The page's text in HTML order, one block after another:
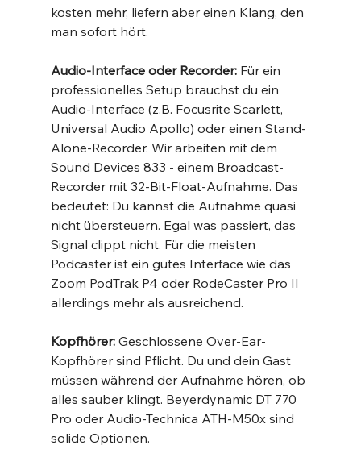
kosten mehr, liefern aber einen Klang, den
man sofort hört.
Audio-Interface oder Recorder: Für ein
professionelles Setup brauchst du ein
Audio-Interface (z.B. Focusrite Scarlett,
Universal Audio Apollo) oder einen Stand-
Alone-Recorder. Wir arbeiten mit dem
Sound Devices 833 - einem Broadcast-
Recorder mit 32-Bit-Float-Aufnahme. Das
bedeutet: Du kannst die Aufnahme quasi
nicht übersteuern. Egal was passiert, das
Signal clippt nicht. Für die meisten
Podcaster ist ein gutes Interface wie das
Zoom PodTrak P4 oder RodeCaster Pro II
allerdings mehr als ausreichend.
Kopfhörer: Geschlossene Over-Ear-
Kopfhörer sind Pflicht. Du und dein Gast
müssen während der Aufnahme hören, ob
alles sauber klingt. Beyerdynamic DT 770
Pro oder Audio-Technica ATH-M50x sind
solide Optionen.